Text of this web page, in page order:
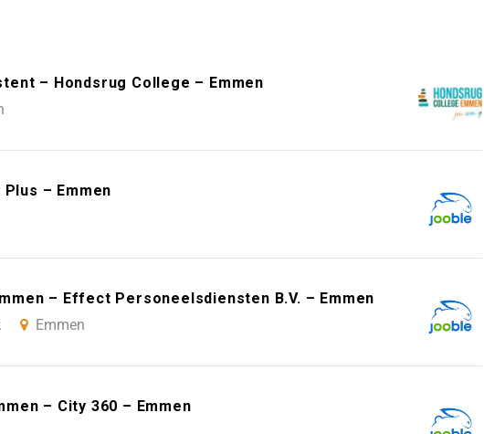
– Hondsrug College – Emmen
– Emmen
– Effect Personeelsdiensten B.V. – Emmen
Emmen
– City 360 – Emmen